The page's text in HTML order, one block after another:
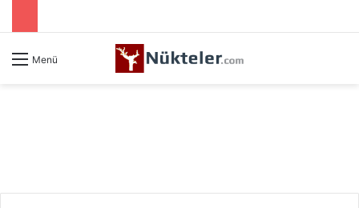
Menü